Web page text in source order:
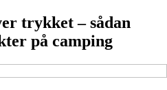
trykket – sådan
på camping